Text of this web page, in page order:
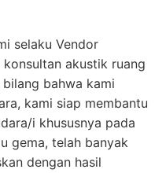
selaku Vendor
konsultan akustik ruang
bahwa kami
kami siap membantu
i khususnya pada
gema, telah banyak
dengan hasil